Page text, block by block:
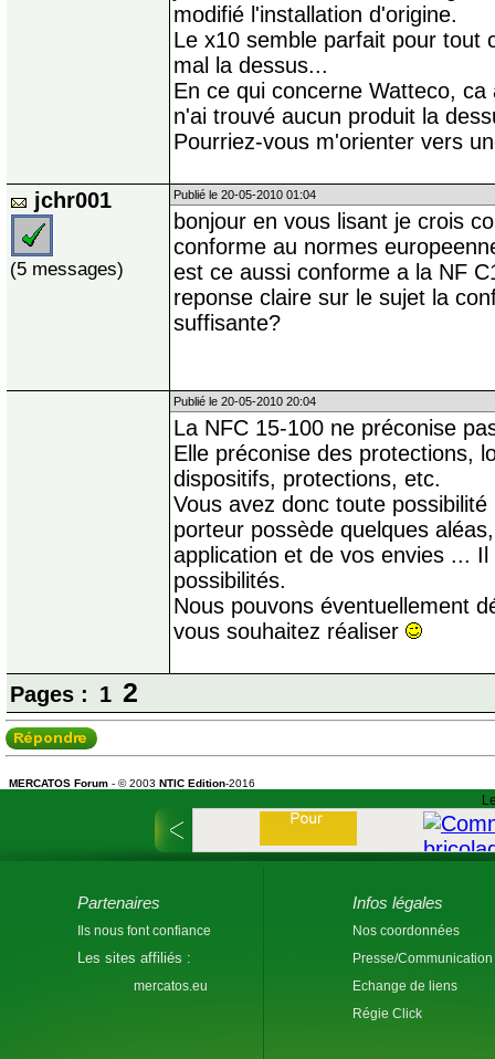
modifié l'installation d'origine.
Le x10 semble parfait pour tout
mal la dessus...
En ce qui concerne Watteco,
n'ai trouvé aucun produit la
Pourriez-vous m'orienter vers
jchr001
(5 messages)
Publié le 20-05-2010 01:04
bonjour en vous lisant je crois
conforme au normes
est ce aussi conforme a la NF
reponse claire sur le sujet la
suffisante?
Publié le 20-05-2010 20:04
La NFC 15-100 ne préconise
Elle préconise des protections,
dispositifs, protections, etc.
Vous avez donc toute
porteur possède quelques
application et de vos envies ...
possibilités.
Nous pouvons éventuellement
vous souhaitez réaliser
Pages : 1 2
MERCATOS Forum - © 2003 NTIC Edition-2016
Partenaires
Ils nous font confiance
Les sites affiliés :
mercatos.eu
Infos légales
Nos coordonnées
Presse/Communication
Echange de liens
Régie Click